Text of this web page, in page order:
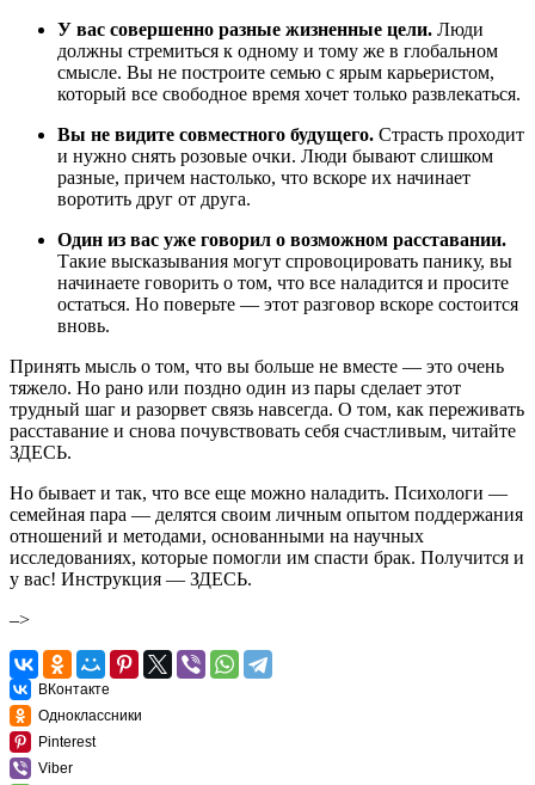
У вас совершенно разные жизненные цели. Люди
должны стремиться к одному и тому же в глобальном
смысле. Вы не построите семью с ярым карьеристом,
который все свободное время хочет только развлекаться.
Вы не видите совместного будущего. Страсть проходит
и нужно снять розовые очки. Люди бывают слишком
разные, причем настолько, что вскоре их начинает
воротить друг от друга.
Один из вас уже говорил о возможном расставании.
Такие высказывания могут спровоцировать панику, вы
начинаете говорить о том, что все наладится и просите
остаться. Но поверьте — этот разговор вскоре состоится
вновь.
Принять мысль о том, что вы больше не вместе — это очень
тяжело. Но рано или поздно один из пары сделает этот
трудный шаг и разорвет связь навсегда. О том, как переживать
расставание и снова почувствовать себя счастливым, читайте
ЗДЕСЬ.
Но бывает и так, что все еще можно наладить. Психологи —
семейная пара — делятся своим личным опытом поддержания
отношений и методами, основанными на научных
исследованиях, которые помогли им спасти брак. Получится и
у вас! Инструкция — ЗДЕСЬ.
–>
ВКонтакте
Одноклассники
Pinterest
Viber